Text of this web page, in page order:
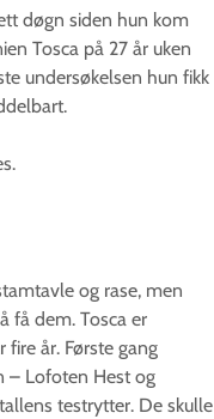
døgn siden hun kom
Tosca på 27 år uken
undersøkelsen hun fikk
og rase, men
få dem. Tosca er
år. Første gang
– Lofoten Hest og
testrytter. De skulle